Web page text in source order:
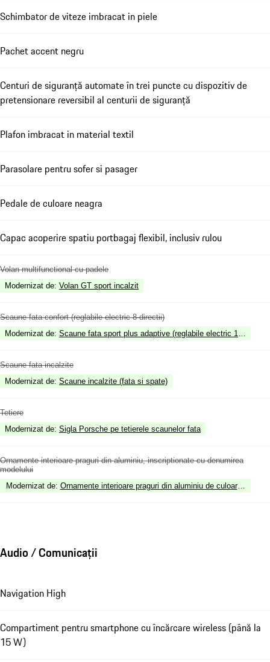
Schimbator de viteze imbracat in piele
Pachet accent negru
Centuri de siguranță automate în trei puncte cu dispozitiv de
pretensionare reversibil al centurii de siguranță
Plafon imbracat in material textil
Parasolare pentru sofer si pasager
Pedale de culoare neagra
Capac acoperire spatiu portbagaj flexibil, inclusiv rulou
Volan multifunctional cu padele
Modernizat de: Volan GT sport incalzit
Scaune fata confort (reglabile electric 8-directii)
Modernizat de: Scaune fata sport plus adaptive (reglabile electric 18 directii)
Scaune fata incalzite
Modernizat de: Scaune incalzite (fata si spate)
Tetiere
Modernizat de: Sigla Porsche pe tetierele scaunelor fata
Ornamente interioare praguri din aluminiu, inscriptionate cu denumirea
modelului
Modernizat de: Ornamente interioare praguri din aluminiu de culoare
Audio / Comunicații
Navigation High
Compartiment pentru smartphone cu încărcare wireless (până la
15 W)